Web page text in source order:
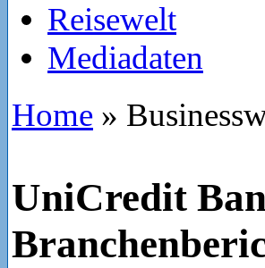
Reisewelt
Mediadaten
Home »
UniCredit